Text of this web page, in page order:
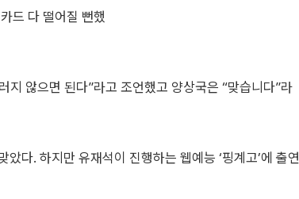
드 다 떨어질 뻔했
않으면 된다”라고 조언했고 양상국은 “맞습니다”라
다. 하지만 유재석이 진행하는 웹예능 ‘핑계고’에 출연